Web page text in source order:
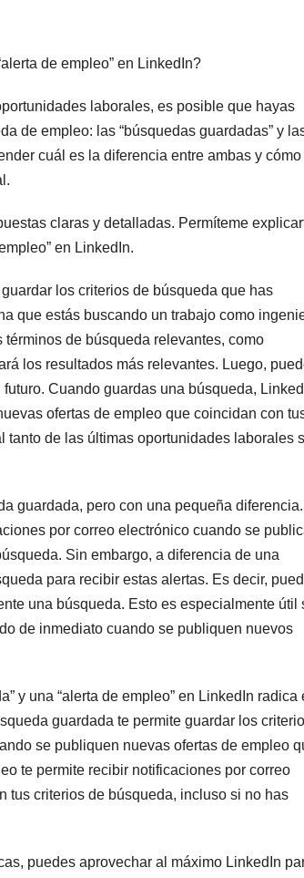
de empleo” en LinkedIn?
laborales, es posible que hayas
de empleo: las “búsquedas guardadas” y
cuál es la diferencia entre ambas y cómo
claras y detalladas. Permíteme
en LinkedIn.
los criterios de búsqueda que has
que estás buscando un trabajo como
de búsqueda relevantes, como
los resultados más relevantes. Luego,
Cuando guardas una búsqueda,
ofertas de empleo que coincidan con
tanto de las últimas oportunidades laborales
guardada, pero con una pequeña diferencia.
por correo electrónico cuando se
Sin embargo, a diferencia de una
para recibir estas alertas. Es decir,
una búsqueda. Esto es especialmente útil
de inmediato cuando se publiquen nuevos
y una “alerta de empleo” en LinkedIn radica
guardada te permite guardar los
se publiquen nuevas ofertas de empleo
te permite recibir notificaciones por correo
tus criterios de búsqueda, incluso si no has
puedes aprovechar al máximo LinkedIn